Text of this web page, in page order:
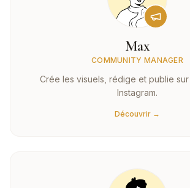
Max
COMMUNITY MANAGER
Crée les visuels, rédige et publie
Instagram.
Découvrir →